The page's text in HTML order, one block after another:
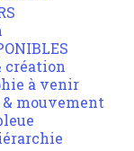
création
à venir
& mouvement